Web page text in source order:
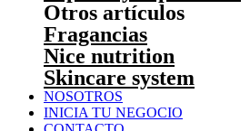
Otros artículos
Fragancias
Nice nutrition
Skincare system
NOSOTROS
INICIA TU NEGOCIO